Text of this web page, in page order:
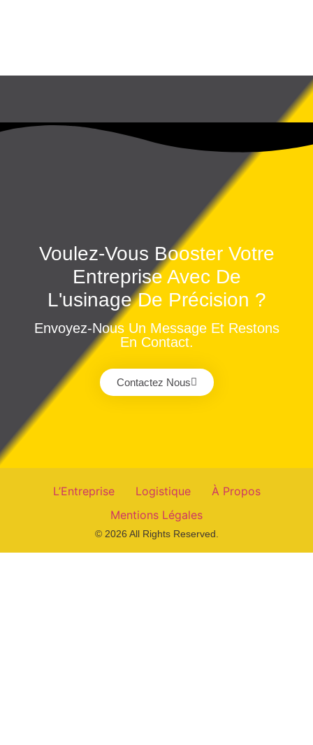
Voulez-Vous Booster Votre
Entreprise Avec De
L'usinage De Précision ?
Envoyez-Nous Un Message Et Restons
En Contact.
Contactez Nous
L’Entreprise Logistique
À Propos
Mentions Légales
© 2026 All Rights Reserved.